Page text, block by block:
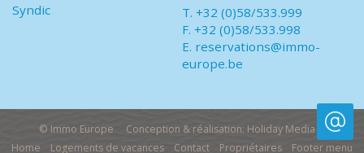
Syndic
T. +32 (0)58/533.999
F. +32 (0)58/533.998
E. reservations@immo-
europe.be
© Immo Europe
Conception & réalisation: Holiday Media
Home
Logements de vacances Contact Propriétaires Footer menu